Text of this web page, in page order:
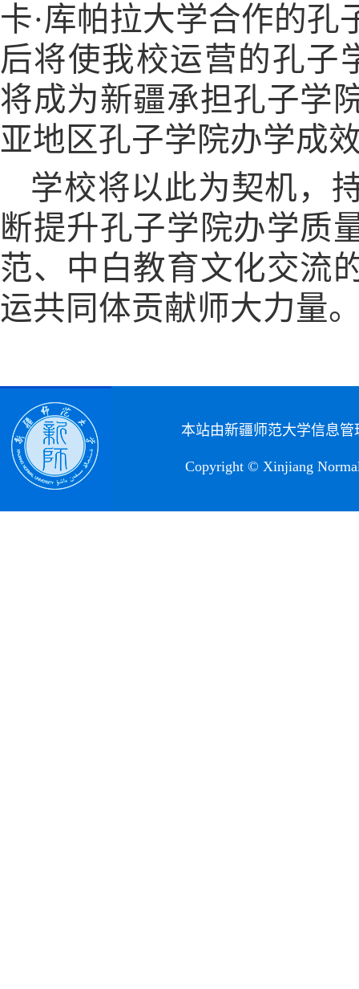
卡·库帕拉大学合作的
后将使我校运营的孔子
将成为新疆承担孔子学
亚地区孔子学院办学成
学校将以此为契机，
断提升孔子学院办学质
范、中白教育文化交流
运共同体贡献师大力量
本站由新疆师范大学信
Copyright © Xinjiang